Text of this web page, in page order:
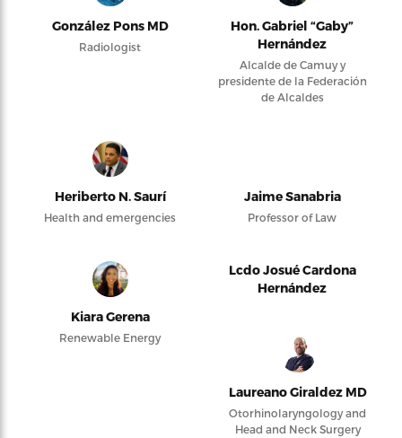
González Pons MD
Radiologist
Hon. Gabriel “Gaby”
Hernández
Alcalde de Camuy y
presidente de la Federación
de Alcaldes
Heriberto N. Saurí
Health and emergencies
Jaime Sanabria
Professor of Law
Kiara Gerena
Renewable Energy
Lcdo Josué Cardona
Hernández
Laureano Giraldez MD
Otorhinolaryngology and
Head and Neck Surgery